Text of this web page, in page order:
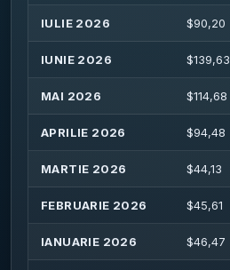
IULIE 2026 $90,20
IUNIE 2026 $139,63
MAI 2026 $114,68
APRILIE 2026 $94,48
MARTIE 2026 $44,13
FEBRUARIE 2026 $45,61
IANUARIE 2026 $46,47